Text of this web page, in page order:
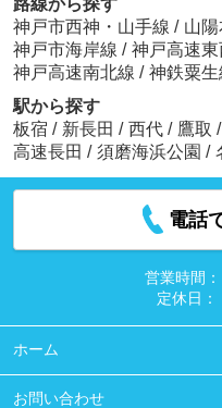
神戸市西神・山手線 / 山
神戸市海岸線 / 神戸高速東
神戸高速南北線 / 神鉄粟生
駅から探す
板宿 / 新長田 / 西代 / 鷹取 /
高速長田 / 須磨海浜公園 /
電話
営業時間：
定休日：
ホーム
お問い合わせ